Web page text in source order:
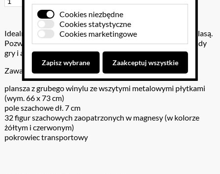
Idealna pomoc dydaktyczna do nauki gry w szachy z całą klasą.
Pozwala w łatwy i wygodny sposob zademonstrować zasady
gry i aranżować sytuacje wyjściowe do dalszej rozgrywki.
Zawartość:
plansza z grubego winylu ze wszytymi metalowymi płytkami
(wym. 66 x 73 cm)
pole szachowe dł. 7 cm
32 figur szachowych zaopatrzonych w magnesy (w kolorze
żółtym i czerwonym)
pokrowiec transportowy
Cookies niezbędne
Cookies statystyczne
Cookies marketingowe
Zapisz wybrane Zaakceptuj wszystkie